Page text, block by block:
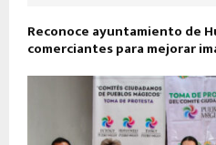
Reconoce ayuntamiento de
comerciantes para mejorar